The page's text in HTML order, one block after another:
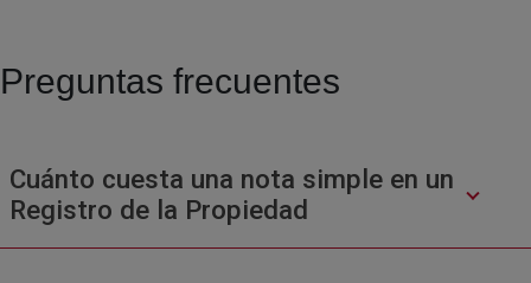
Preguntas frecuentes
Cuánto cuesta una nota simple en un
Registro de la Propiedad